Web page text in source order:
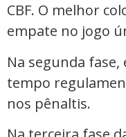
CBF. O melhor
empate no jogo
Na segunda
tempo
nos pênaltis.